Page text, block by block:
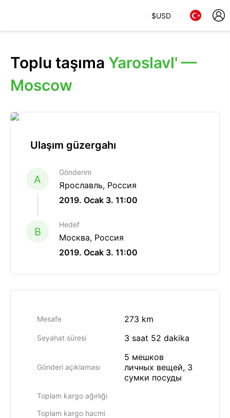
$USD
Toplu taşıma Yaroslavl' —
Moscow
Ulaşım güzergahı
A
Gönderim
Ярославль, Россия
2019. Ocak 3. 11:00
B
Hedef
Москва, Россия
2019. Ocak 3. 11:00
Mesafe 273 km
Seyahat süresi 3 saat 52 dakika
Gönderi açıklaması
5 мешков
личных вещей, 3
сумки посуды
Toplam kargo ağırlığı
Toplam kargo hacmi